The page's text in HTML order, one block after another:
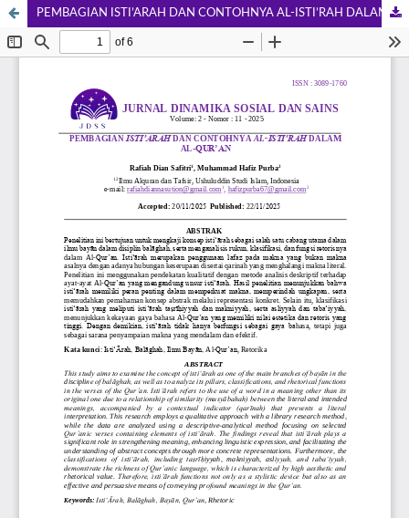
PEMBAGIAN ISTI’ARAH DAN CONTOHNYA AL-ISTI’RAH DALAM AL-QUR’AN